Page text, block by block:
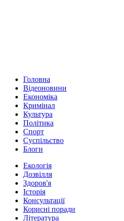
Головна
Відеоновини
Економіка
Кримінал
Культура
Політика
Спорт
Суспільство
Блоги
Екологія
Дозвілля
Здоров'я
Історія
Консультації
Корисні поради
Література